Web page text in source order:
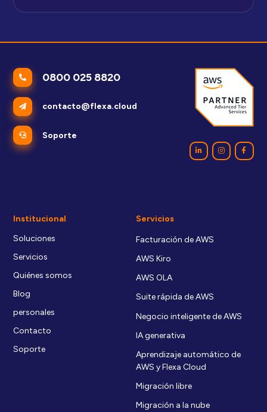
0800 025 8820
contacto@flexa.cloud
Soporte
Institucional
Soluciones
Servicios
Quiénes somos
Blog
personales
Contacto
Soporte
Servicios
Facturación de AWS
AWS Kiro
AWS OLA
Suite rápida de AWS
Negocio inteligente de AWS
IA generativa
Aprendizaje automático de
AWS y Flexa Cloud
Migración libre
Migración a la nube